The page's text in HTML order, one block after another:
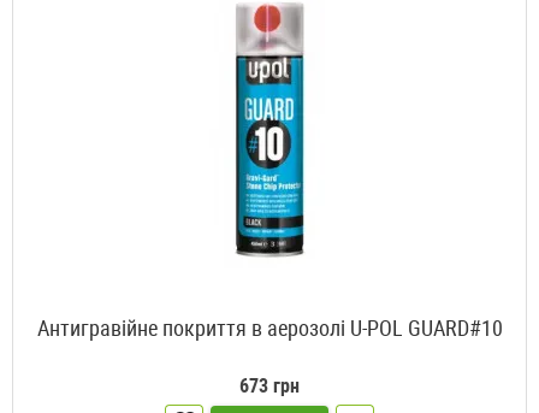
Антигравійне покриття в аерозолі U-POL GUARD#10
673 грн